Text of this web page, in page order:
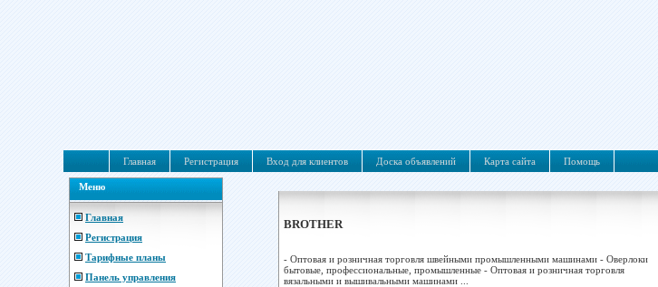
Главная Регистрация Вход для клиентов Доска объявлений Карта сайта Помощь
Меню
Главная
Регистрация
Тарифные планы
Панель управления
BROTHER
- Оптовая и розничная торговля швейными промышленными машинами - Оверлоки
бытовые, профессиональные, промышленные - Оптовая и розничная торговля
вязальными и вышивальными машинами ...